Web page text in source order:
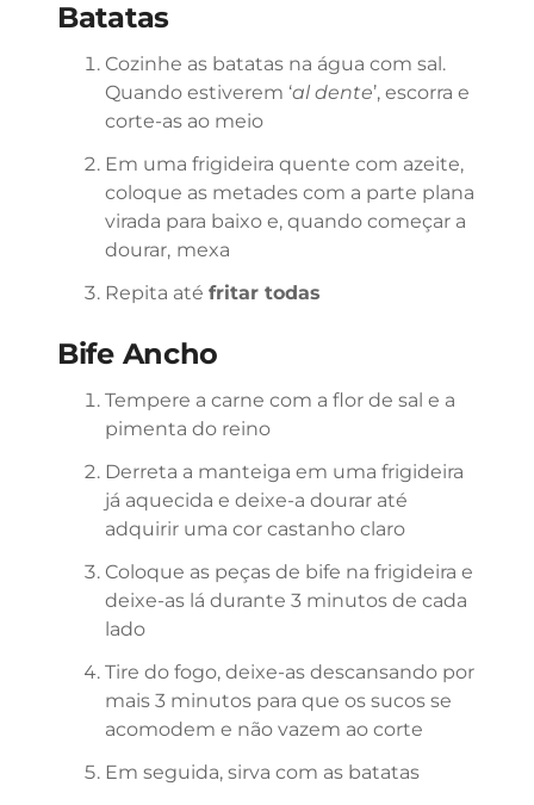
Batatas
Cozinhe as batatas na água com sal.
Quando estiverem ‘al dente’, escorra e
corte-as ao meio
Em uma frigideira quente com azeite,
coloque as metades com a parte plana
virada para baixo e, quando começar a
dourar, mexa
Repita até fritar todas
Bife Ancho
Tempere a carne com a flor de sal e a
pimenta do reino
Derreta a manteiga em uma frigideira
já aquecida e deixe-a dourar até
adquirir uma cor castanho claro
Coloque as peças de bife na frigideira e
deixe-as lá durante 3 minutos de cada
lado
Tire do fogo, deixe-as descansando por
mais 3 minutos para que os sucos se
acomodem e não vazem ao corte
Em seguida, sirva com as batatas